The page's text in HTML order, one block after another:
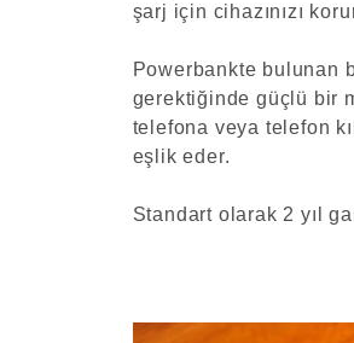
şarj için cihazınızı
Powerbankte bulunan
gerektiğinde güçlü bir
telefona veya telefon
eşlik eder.
Standart olarak 2 yıl